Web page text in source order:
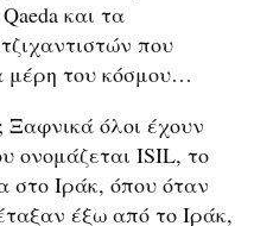
και τα
που
μέρη του κόσμου…
Ξαφνικά όλοι έχουν
ονομάζεται ISIL, το
στο Ιράκ, όπου όταν
έξω από το Ιράκ,